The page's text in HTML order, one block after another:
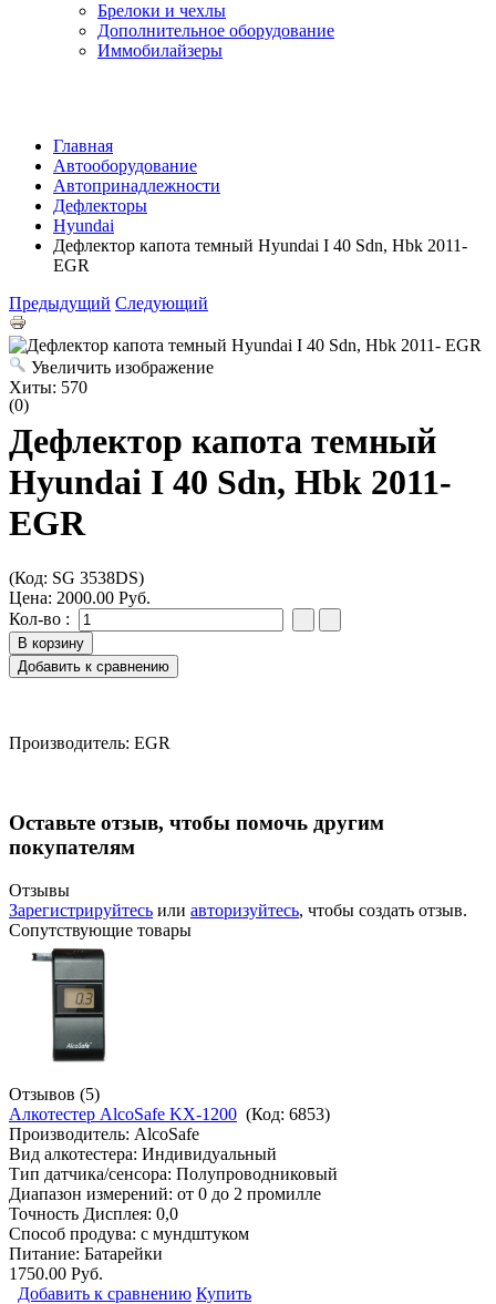
Брелоки и чехлы
Дополнительное оборудование
Иммобилайзеры
Главная
Автооборудование
Автопринадлежности
Дефлекторы
Hyundai
Дефлектор капота темный Hyundai I 40 Sdn, Hbk 2011-
EGR
Предыдущий Следующий
Увеличить изображение
Хиты: 570
(0)
Дефлектор капота темный
Hyundai I 40 Sdn, Hbk 2011-
EGR
(Код: SG 3538DS)
Цена: 2000.00 Руб.
Кол-во :
Производитель: EGR
Оставьте отзыв, чтобы помочь другим
покупателям
Отзывы
Зарегистрируйтесь или авторизуйтесь, чтобы создать отзыв.
Сопутствующие товары
Отзывов (5)
Алкотестер AlcoSafe KX-1200 (Код: 6853)
Производитель: AlcoSafe
Вид алкотестера: Индивидуальный
Тип датчика/сенсора: Полупроводниковый
Диапазон измерений: от 0 до 2 промилле
Точность Дисплея: 0,0
Способ продува: с мундштуком
Питание: Батарейки
1750.00 Руб.
Добавить к сравнению Купить